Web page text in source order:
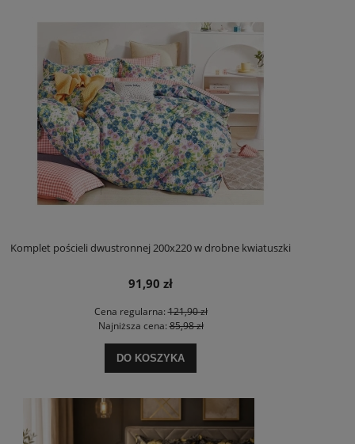
Komplet pościeli dwustronnej 200x220 w drobne kwiatuszki
91,90 zł
Cena regularna:121,90 zł
Najniższa cena:85,98 zł
DO KOSZYKA